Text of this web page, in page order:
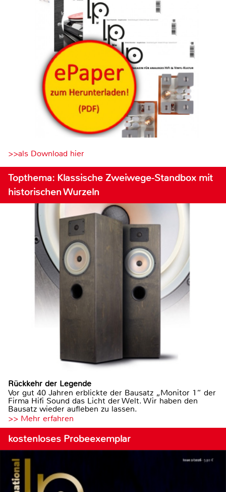
>>als Download hier
Topthema: Klassische Zweiwege-Standbox mit
historischen Wurzeln
Rückkehr der Legende
Vor gut 40 Jahren erblickte der Bausatz „Monitor 1“ der
Firma Hifi Sound das Licht der Welt. Wir haben den
Bausatz wieder aufleben zu lassen.
>> Mehr erfahren
kostenloses Probeexemplar